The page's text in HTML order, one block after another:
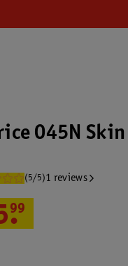
045N
(5/5)1 reviews
.
99